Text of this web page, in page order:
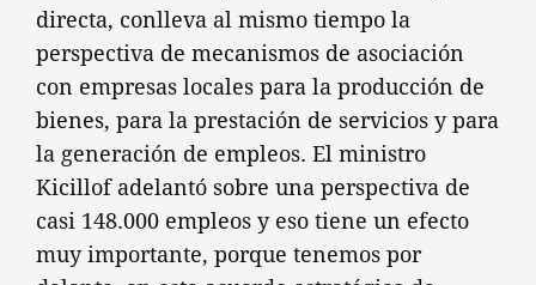
directa, conlleva al mismo tiempo la
perspectiva de mecanismos de asociación
con empresas locales para la producción de
bienes, para la prestación de servicios y para
la generación de empleos. El ministro
Kicillof adelantó sobre una perspectiva de
casi 148.000 empleos y eso tiene un efecto
muy importante, porque tenemos por